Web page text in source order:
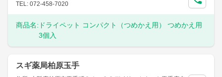
TEL: 072-458-7020
商品名: ドライペット コンパクト（つめかえ用） つめかえ用
3個入
スギ薬局柏原玉手